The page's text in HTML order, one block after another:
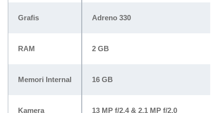
Grafis Adreno 330
RAM 2 GB
Memori Internal 16 GB
Kamera 13 MP f/2.4 & 2.1 MP f/2.0